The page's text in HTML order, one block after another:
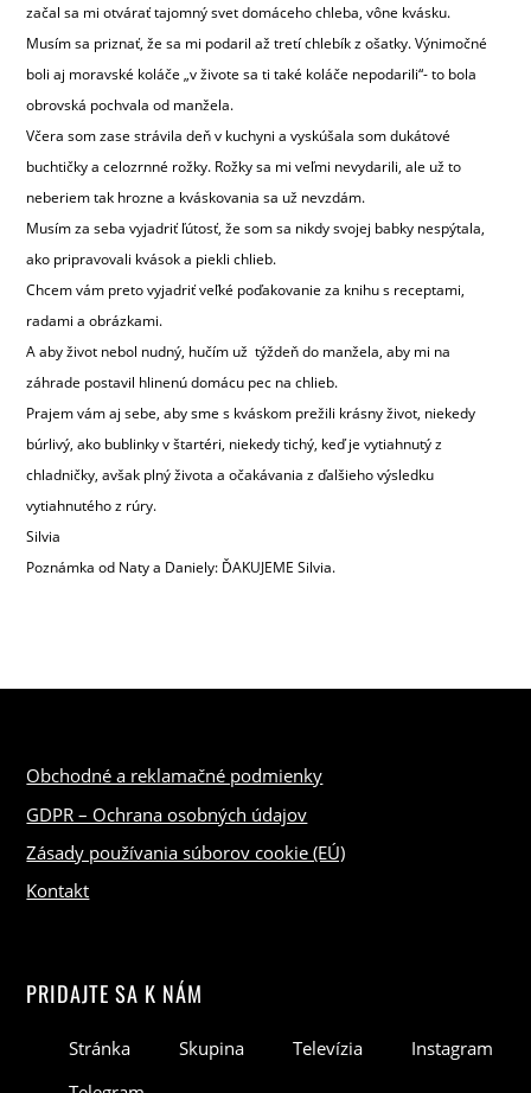
začal sa mi otvárať tajomný svet domáceho chleba, vône kvásku.
Musím sa priznať, že sa mi podaril až tretí chlebík z ošatky. Výnimočné
boli aj moravské koláče „v živote sa ti také koláče nepodarili“- to bola
obrovská pochvala od manžela.
Včera som zase strávila deň v kuchyni a vyskúšala som dukátové
buchtičky a celozrnné rožky. Rožky sa mi veľmi nevydarili, ale už to
neberiem tak hrozne a kváskovania sa už nevzdám.
Musím za seba vyjadriť ľútosť, že som sa nikdy svojej babky nespýtala,
ako pripravovali kvások a piekli chlieb.
Chcem vám preto vyjadriť veľké poďakovanie za knihu s receptami,
radami a obrázkami.
A aby život nebol nudný, hučím už týždeň do manžela, aby mi na
záhrade postavil hlinenú domácu pec na chlieb.
Prajem vám aj sebe, aby sme s kváskom prežili krásny život, niekedy
búrlivý, ako bublinky v štartéri, niekedy tichý, keď je vytiahnutý z
chladničky, avšak plný života a očakávania z ďalšieho výsledku
vytiahnutého z rúry.
Silvia
Poznámka od Naty a Daniely: ĎAKUJEME Silvia.
Obchodné a reklamačné podmienky
GDPR – Ochrana osobných údajov
Zásady používania súborov cookie (EÚ)
Kontakt
PRIDAJTE SA K NÁM
Stránka Skupina Televízia
Instagram